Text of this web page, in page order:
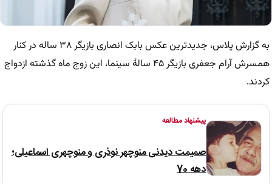
به گزارش پلاس، جدیدترین عکس بابک انصاری بازیگر ۳۸ ساله در کنار
همسرش آرام جعفری بازیگر ۴۵ سالهٔ سینما، این زوج ماه گذشته ازدواج
کردند.
پیشنهاد مطالعه
صمیمت دیدنی منوچهر نوذری و منوچهری اسماعیلی؛
دهه 70